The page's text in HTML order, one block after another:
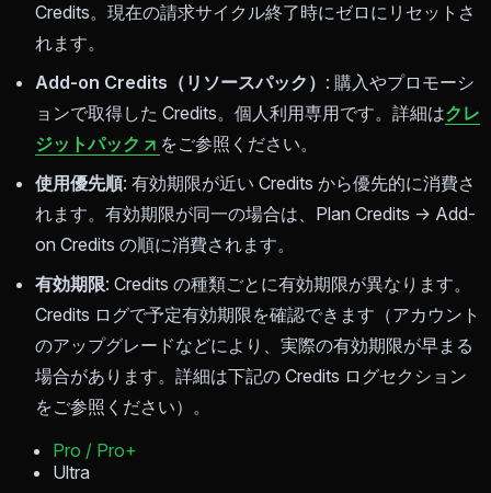
Credits。現在の請求サイクル終了時にゼロにリセットさ
れます。
Add-on Credits（リソースパック） : 購入やプロモーシ
ョンで取得した Credits。個人利用専用です。詳細はクレ
ジットパック
をご参照ください。
使用優先順: 有効期限が近い Credits から優先的に消費さ
れます。有効期限が同一の場合は、Plan Credits → Add-
on Credits の順に消費されます。
有効期限: Credits の種類ごとに有効期限が異なります。
Credits ログで予定有効期限を確認できます（アカウント
のアップグレードなどにより、実際の有効期限が早まる
場合があります。詳細は下記の Credits ログセクション
をご参照ください）。
Pro / Pro+
Ultra